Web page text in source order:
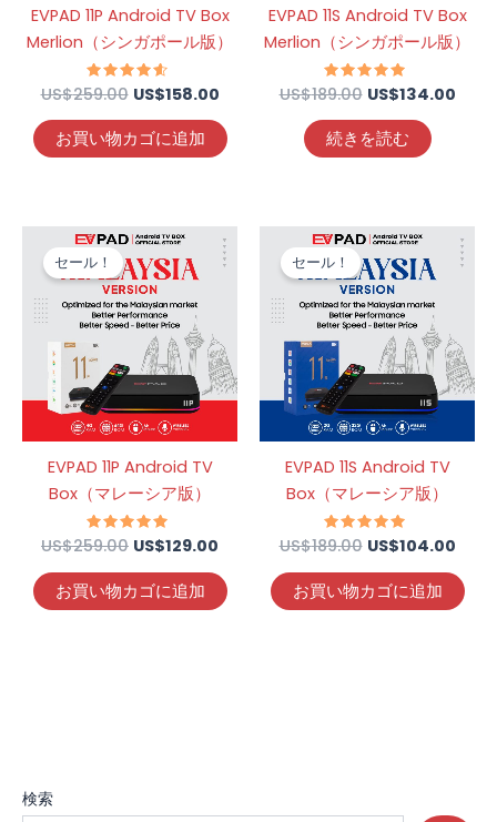
検索
EVPAD 11P Android TV Box
Merlion（シンガポール版）
5段階中
4.39
の評価
US$259.00 US$158.00
お買い物カゴに追加
EVPAD 11S Android TV Box
Merlion（シンガポール版）
5段階中
4.75
の評価
US$189.00 US$134.00
続きを読む
セール！
EVPAD 11P Android TV
Box（マレーシア版）
5段階中
4.88
US$259.00
元
の
価
格
は
US$259.00
で
し
た。
US$129.00
現
在
の
US$129.00
で
す。
お買い物カゴに追加
セール！
EVPAD 11S Android TV
Box（マレーシア版）
5段階中
5.00
US$189.00
元
の
価
格
は
US$189.00
で
し
た。
US$104.00
現
在
の
で
す。
お買い物カゴに追加